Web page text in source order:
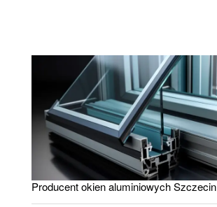
Producent okien aluminiowych Szczecin